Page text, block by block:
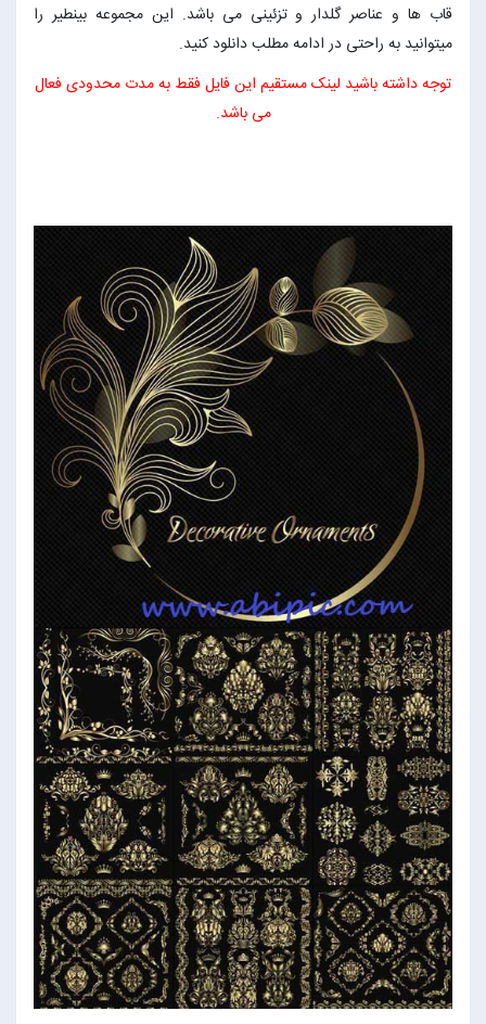
قاب ها و عناصر گلدار و تزئینی می باشد. این مجموعه بینطیر را
میتوانید به راحتی در ادامه مطلب دانلود کنید.
توجه داشته باشید لینک مستقیم این فایل فقط به مدت محدودی فعال
می باشد.